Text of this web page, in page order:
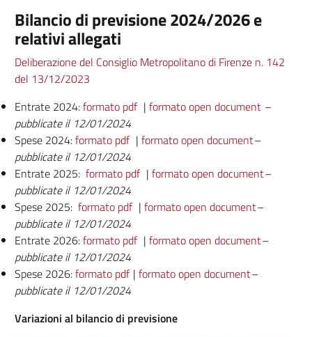
Bilancio di previsione 2024/2026 e
relativi allegati
Deliberazione del Consiglio Metropolitano di Firenze n. 142
del 13/12/2023
Entrate 2024:formato pdf | formato open document –
pubblicate il 12/01/2024
Spese 2024:formato pdf | formato open document–
pubblicate il 12/01/2024
Entrate 2025: formato pdf | formato open document–
pubblicate il 12/01/2024
Spese 2025: formato pdf | formato open document–
pubblicate il 12/01/2024
Entrate 2026:formato pdf | formato open document–
pubblicate il 12/01/2024
Spese 2026:formato pdf | formato open document–
pubblicate il 12/01/2024
Variazioni al bilancio di previsione